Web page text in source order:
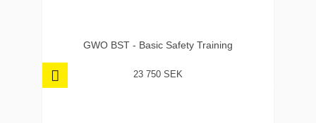
GWO BST - Basic Safety Training
23 750 SEK